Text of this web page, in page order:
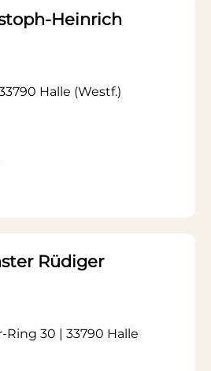
Heinrich
Halle (Westf.)
Rüdiger
Ring 30 | 33790 Halle